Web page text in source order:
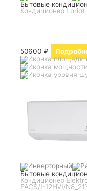
Бытовые
Кондиционер
50600₽
Бытовые
Кондиционер
EACS/I-12HVI/